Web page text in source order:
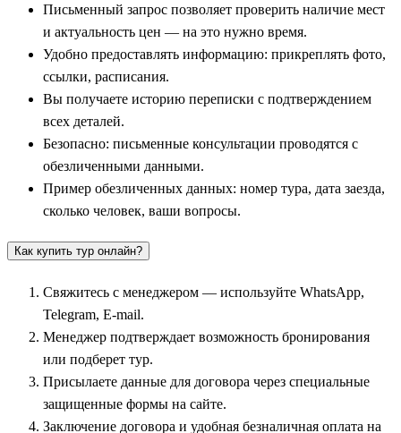
обязательно включают дегустацию знаменитой суздальской
медовухи, приготовленной по секретным рецептам, и
традиционных блюд из местного огурца. Рядом с Суздалем
туристы посещают древний
часто разделен какЮрьеви Польский), а также
историческийАлександров
группы принимают участие в мастер-классах по выпечке
традиционных пирогов.
Маршрут логично продолжается в Ивановскую область.
купеческими обедами и зелеными щами («щаницей»),
популярностью пользуется самобытныйГаврилов Посад, где
расположен Дворцовый завод. Здесь туристов ждет
знакомство с историей русского коневодства и дегустация
традиционных ставленых медов и наливок. Экскурсионный
цикл по региону прекрасно дополняют визиты в ремесленные
центры:Палех,Шуя,Холуй и живописный приволжский
Письменный запрос позволяет проверить наличие мест
и актуальность цен — на это нужно время.
Удобно предоставлять информацию: прикреплять фото,
ссылки, расписания.
Вы получаете историю переписки с подтверждением
всех деталей.
Безопасно: письменные консультации проводятся с
обезличенными данными.
Пример обезличенных данных: номер тура, дата заезда,
сколько человек, ваши вопросы.
Как купить тур онлайн?
Свяжитесь с менеджером — используйте WhatsApp,
Telegram, E-mail.
Менеджер подтверждает возможность бронирования
или подберет тур.
Присылаете данные для договора через специальные
защищенные формы на сайте.
Заключение договора и удобная безналичная оплата на